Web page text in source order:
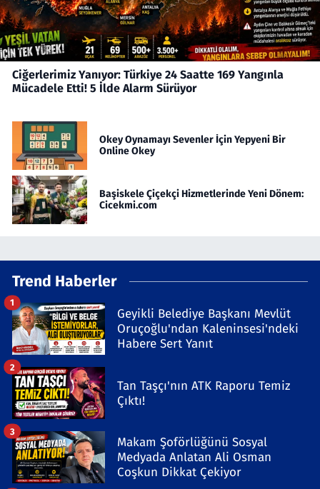
Ciğerlerimiz Yanıyor: Türkiye 24 Saatte 169 Yangınla
Mücadele Etti! 5 İlde Alarm Sürüyor
Okey Oynamayı Sevenler İçin Yepyeni Bir
Online Okey
Başiskele Çiçekçi Hizmetlerinde Yeni Dönem:
Cicekmi.com
Trend Haberler
Geyikli Belediye Başkanı Mevlüt
Oruçoğlu'ndan Kaleninsesi'ndeki
Habere Sert Yanıt
1
Tan Taşçı'nın ATK Raporu Temiz
Çıktı!
2
Makam Şoförlüğünü Sosyal
Medyada Anlatan Ali Osman
Coşkun Dikkat Çekiyor
3